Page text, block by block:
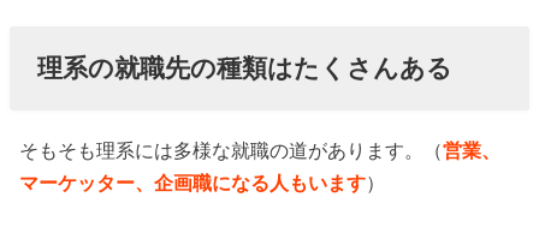
理系の就職先の種類はたくさんある
そもそも理系には多様な就職の道があります。（営業、
マーケッター、企画職になる人もいます）